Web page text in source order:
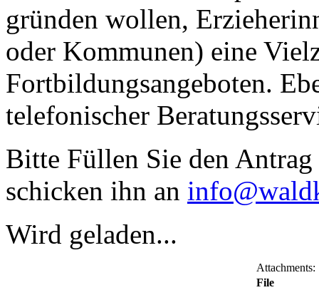
gründen wollen,
oder Kommunen) eine
Fortbildungsangeboten.
telefonischer
Bitte Füllen Sie den
schicken ihn an
Wird geladen...
Attachments:
File